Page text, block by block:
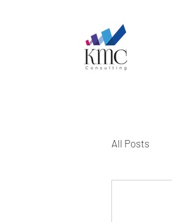
All Posts